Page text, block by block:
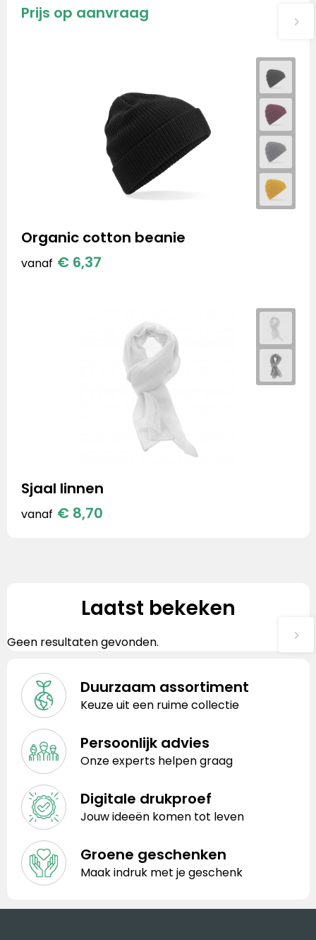
Prijs op aanvraag
Organic cotton beanie
vanaf € 6,37
Sjaal linnen
vanaf € 8,70
Laatst bekeken
Geen resultaten gevonden.
Duurzaam assortiment
Keuze uit een ruime collectie
Persoonlijk advies
Onze experts helpen graag
Digitale drukproef
Jouw ideeën komen tot leven
Groene geschenken
Maak indruk met je geschenk